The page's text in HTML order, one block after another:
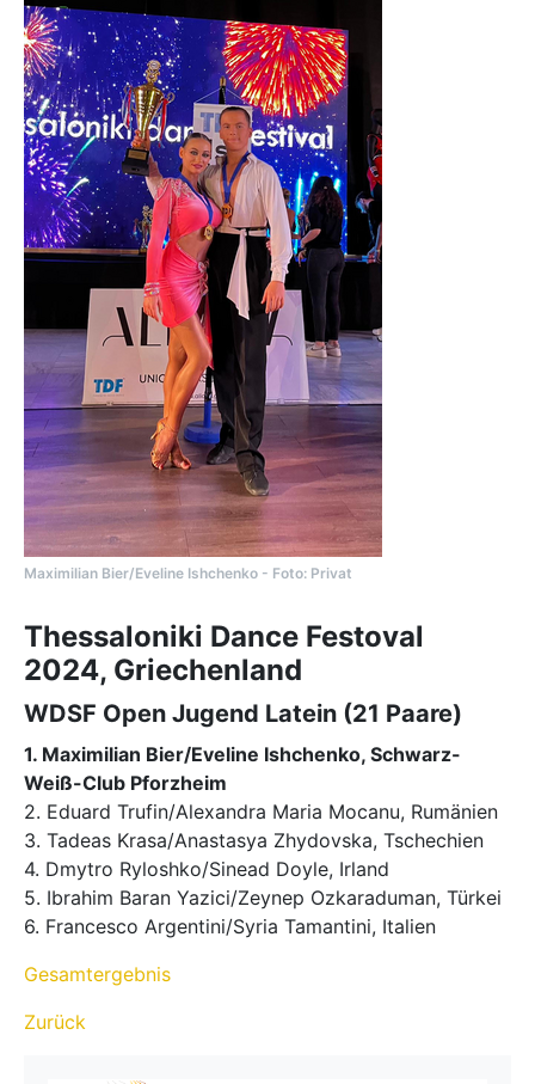
Maximilian Bier/Eveline Ishchenko - Foto: Privat
Thessaloniki Dance Festoval
2024, Griechenland
WDSF Open Jugend Latein (21 Paare)
1. Maximilian Bier/Eveline Ishchenko, Schwarz-
Weiß-Club Pforzheim
2. Eduard Trufin/Alexandra Maria Mocanu, Rumänien
3. Tadeas Krasa/Anastasya Zhydovska, Tschechien
4. Dmytro Ryloshko/Sinead Doyle, Irland
5. Ibrahim Baran Yazici/Zeynep Ozkaraduman, Türkei
6. Francesco Argentini/Syria Tamantini, Italien
Gesamtergebnis
Zurück